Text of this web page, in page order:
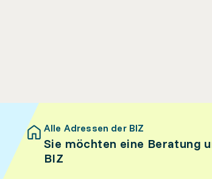
Alle Adressen der BIZ
Sie möchten eine Beratung
BIZ